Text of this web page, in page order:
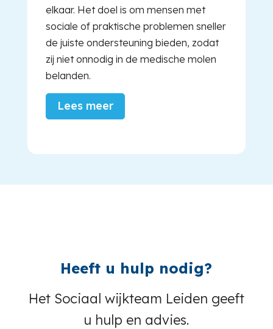
elkaar. Het doel is om mensen met
sociale of praktische problemen sneller
de juiste ondersteuning bieden, zodat
zij niet onnodig in de medische molen
belanden.
Lees meer
Heeft u hulp nodig?
Het Sociaal wijkteam Leiden geeft
u hulp en advies.